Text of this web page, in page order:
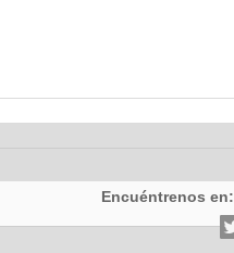
Encuéntrenos en: